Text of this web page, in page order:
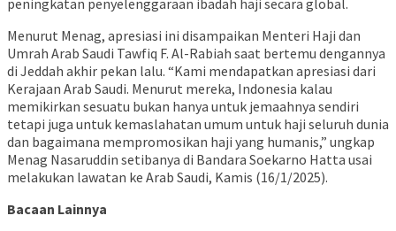
peningkatan penyelenggaraan ibadah haji secara global.
Menurut Menag, apresiasi ini disampaikan Menteri Haji dan
Umrah Arab Saudi Tawfiq F. Al-Rabiah saat bertemu dengannya
di Jeddah akhir pekan lalu. “Kami mendapatkan apresiasi dari
Kerajaan Arab Saudi. Menurut mereka, Indonesia kalau
memikirkan sesuatu bukan hanya untuk jemaahnya sendiri
tetapi juga untuk kemaslahatan umum untuk haji seluruh dunia
dan bagaimana mempromosikan haji yang humanis,” ungkap
Menag Nasaruddin setibanya di Bandara Soekarno Hatta usai
melakukan lawatan ke Arab Saudi, Kamis (16/1/2025).
Bacaan Lainnya